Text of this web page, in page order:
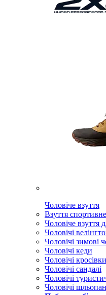
Чоловіче взуття
Взуття
Чоловіче взуття
Чоловічі
Чоловічі зимові
Чоловічі кеди
Чоловічі кросівки
Чоловічі сандалі
Чоловічі
Чоловічі